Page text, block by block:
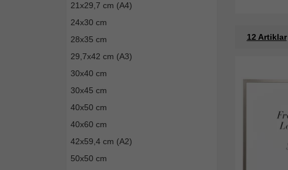
21x29,7 cm (A4)
24x30 cm
28x35 cm
29,7x42 cm (A3)
30x40 cm
30x45 cm
40x50 cm
40x60 cm
42x59,4 cm (A2)
50x50 cm
12 Artiklar